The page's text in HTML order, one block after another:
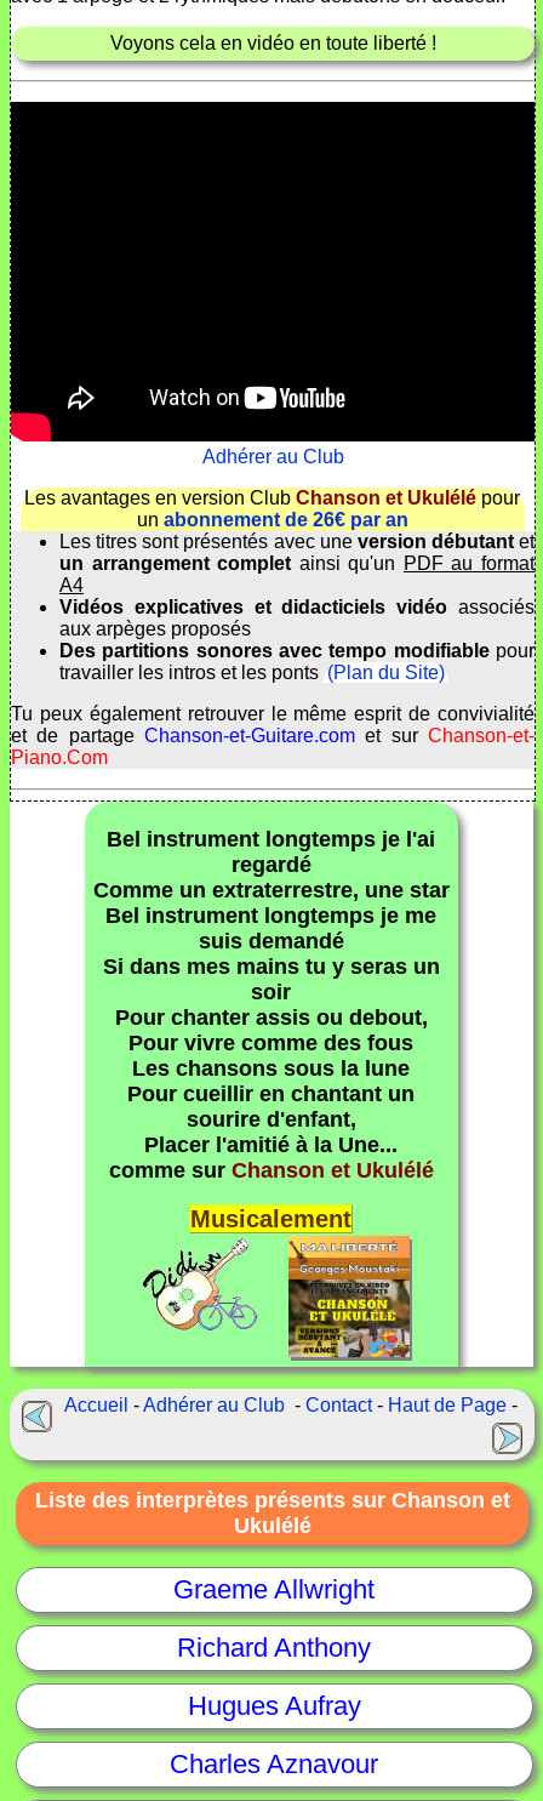
Voyons cela en vidéo en toute liberté !
Adhérer au Club
Les avantages en version ClubChanson et Ukulélé pour
un abonnement de 26€ par an
Les titres sont présentés avec une version débutantet
un arrangement complet ainsi qu'un PDF au format
A4
Vidéos explicatives et didacticiels vidéo associés
aux arpèges proposés
Des partitions sonores avec tempo modifiablepour
travailler les intros et les ponts (Plan du Site)
Tu peux également retrouver le même esprit de convivialité
et de partage Chanson-et-Guitare.com et sur Chanson-et-
Piano.Com
Bel instrument longtemps je l'ai
regardé
Comme un extraterrestre, une star
Bel instrument longtemps je me
suis demandé
Si dans mes mains tu y seras un
soir
Pour chanter assis ou debout,
Pour vivre comme des fous
Les chansons sous la lune
Pour cueillir en chantant un
sourire d'enfant,
Placer l'amitié à la Une...
comme sur Chanson et Ukulélé
Musicalement
Accueil -Adhérer au Club- Contact- Haut de Page-
Liste des interprètes présents sur Chanson et
Ukulélé
Graeme Allwright
Richard Anthony
Hugues Aufray
Charles Aznavour